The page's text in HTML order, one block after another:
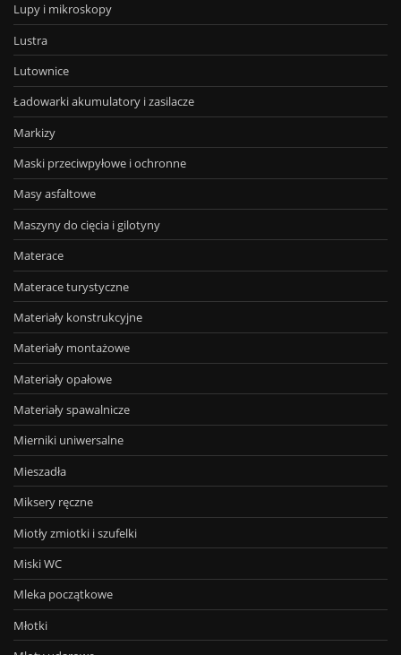
Lupy i mikroskopy
Lustra
Lutownice
Ładowarki akumulatory i zasilacze
Markizy
Maski przeciwpyłowe i ochronne
Masy asfaltowe
Maszyny do cięcia i gilotyny
Materace
Materace turystyczne
Materiały konstrukcyjne
Materiały montażowe
Materiały opałowe
Materiały spawalnicze
Mierniki uniwersalne
Mieszadła
Miksery ręczne
Miotły zmiotki i szufelki
Miski WC
Mleka początkowe
Młotki